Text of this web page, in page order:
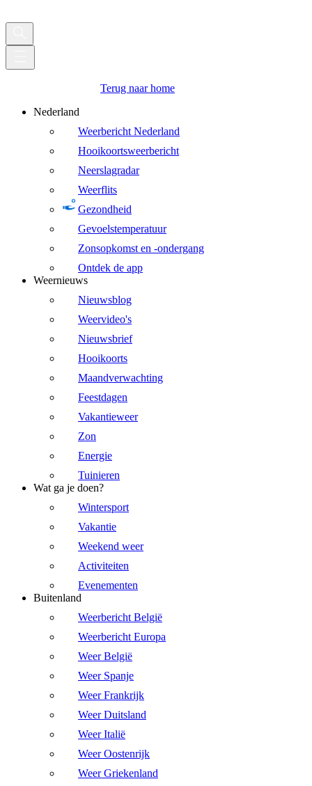
Terug naar home
Nederland
Weerbericht Nederland
Hooikoortsweerbericht
Neerslagradar
Weerflits
Gezondheid
Gevoelstemperatuur
Zonsopkomst en -ondergang
Ontdek de app
Weernieuws
Nieuwsblog
Weervideo's
Nieuwsbrief
Hooikoorts
Maandverwachting
Feestdagen
Vakantieweer
Zon
Energie
Tuinieren
Wat ga je doen?
Wintersport
Vakantie
Weekend weer
Activiteiten
Evenementen
Buitenland
Weerbericht België
Weerbericht Europa
Weer België
Weer Spanje
Weer Frankrijk
Weer Duitsland
Weer Italië
Weer Oostenrijk
Weer Griekenland